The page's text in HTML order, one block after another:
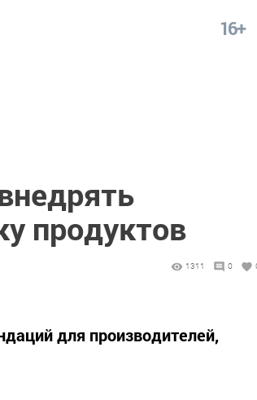
16+
продуктов
1311 0
для производителей,